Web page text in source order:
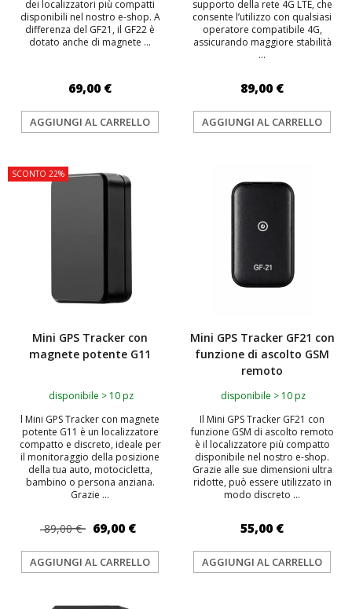
dei localizzatori più compatti
disponibili nel nostro e-shop. A
differenza del GF21, il GF22 è
dotato anche di magnete ...
69,00 €
AGGIUNGI AL CARRELLO
supporto della rete 4G LTE, che
consente l’utilizzo con qualsiasi
operatore compatibile 4G,
assicurando maggiore stabilità
...
89,00 €
AGGIUNGI AL CARRELLO
SCONTO 22%
Mini GPS Tracker con
magnete potente G11
disponibile > 10 pz
l Mini GPS Tracker con magnete
potente G11 è un localizzatore
compatto e discreto, ideale per
il monitoraggio della posizione
della tua auto, motocicletta,
bambino o persona anziana.
Grazie ...
89,00 € 69,00 €
AGGIUNGI AL CARRELLO
Mini GPS Tracker GF21 con
funzione di ascolto GSM
remoto
disponibile > 10 pz
Il Mini GPS Tracker GF21 con
funzione GSM di ascolto remoto
è il localizzatore più compatto
disponibile nel nostro e-shop.
Grazie alle sue dimensioni ultra
ridotte, può essere utilizzato in
modo discreto ...
55,00 €
AGGIUNGI AL CARRELLO